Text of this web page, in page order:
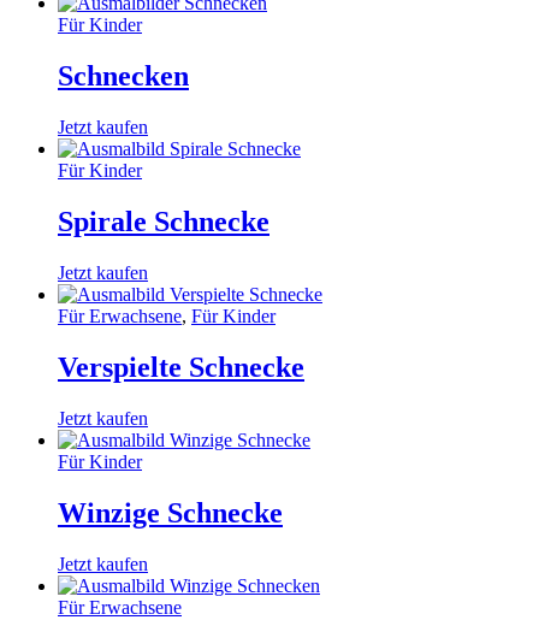
Für Kinder
Schnecken
Jetzt kaufen
Für Kinder
Spirale Schnecke
Jetzt kaufen
Für Erwachsene, Für Kinder
Verspielte Schnecke
Jetzt kaufen
Für Kinder
Winzige Schnecke
Jetzt kaufen
Für Erwachsene